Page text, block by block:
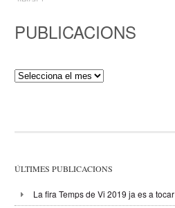
PUBLICACIONS
Publicacions
ÚLTIMES PUBLICACIONS
La fira Temps de Vi 2019 ja es a tocar